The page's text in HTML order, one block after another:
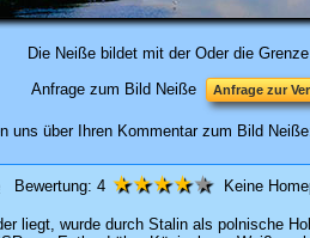
Die Neiße bildet mit der Oder die
Anfrage zum Bild Neiße
Anfrage zur
uns über Ihren Kommentar zum Bild
Bewertung: 4 ★★★★★ Keine
liegt, wurde durch Stalin als polnische